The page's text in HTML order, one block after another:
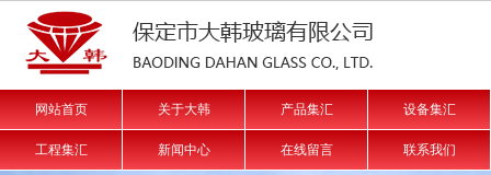
网站首页 关于大韩 产品集汇 设备集汇
工程集汇 新闻中心 在线留言 联系我们